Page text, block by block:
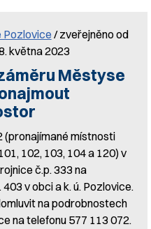
Pozlovice / zveřejněno od
května 2023
Městyse
(pronajímané místnosti
102, 103, 104 a 120) v
č.p. 333 na
v obci a k. ú. Pozlovice.
na podrobnostech
na telefonu 577 113 072.